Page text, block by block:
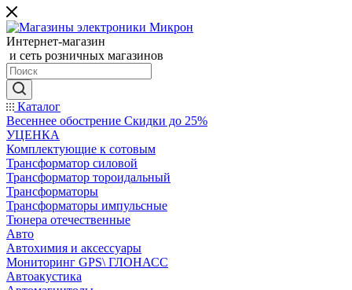
Интернет-магазин
и сеть розничных магазинов
Каталог
Весеннее обострение Скидки до 25%
УЦЕНКА
Комплектующие к сотовым
Трансформатор силовой
Трансформатор тороидальный
Трансформаторы
Трансформаторы импульсные
Тюнера отечественные
Авто
Автохимия и аксессуары
Мониторинг GPS\ ГЛОНАСС
Автоакустика